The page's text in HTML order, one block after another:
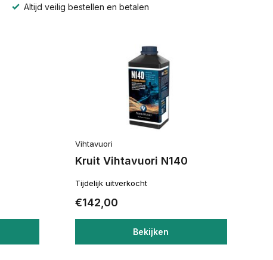
Altijd veilig bestellen en betalen
Vihtavuori
Kruit Vihtavuori N140
Tijdelijk uitverkocht
€142,00
Bekijken